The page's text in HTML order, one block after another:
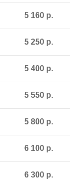
5 160 р.
5 250 р.
5 400 р.
5 550 р.
5 800 р.
6 100 р.
6 300 р.